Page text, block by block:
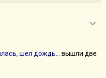
шел дождь...
вышли две